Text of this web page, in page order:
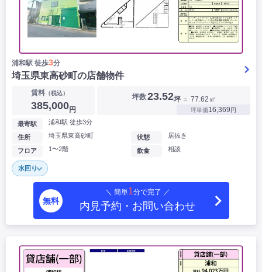
浦和駅 徒歩3分
埼玉県東高砂町の店舗物件
賃料（税込）
385,000円
坪数23.52坪 ＝ 77.62㎡
坪単価16,369円
最寄駅 浦和駅 徒歩3分
住所 埼玉県東高砂町
フロア 1〜2階
状態 居抜き
飲食 相談
水回り
無料
＼ 簡単1分で完了 ／
内見予約・お問い合わせ